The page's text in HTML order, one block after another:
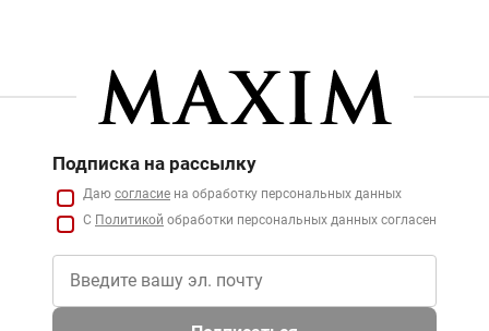
Подписка на рассылку
Даю согласие на обработку персональных данных
С Политикой обработки персональных данных согласен